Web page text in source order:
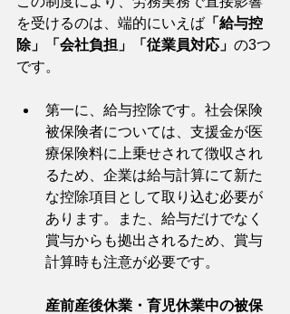
を受けるのは、端的にいえば 「給与控
除」「会社負担」「従業員対応」 の3つ
です。
第一に、給与控除です。社会保険
被保険者については、支援金が医
療保険料に上乗せされて徴収され
るため、企業は給与計算にて新た
な控除項目として取り込む必要が
あります。また、給与だけでなく
賞与からも拠出されるため、賞与
計算時も注意が必要です。
産前産後休業・育児休業中の被保